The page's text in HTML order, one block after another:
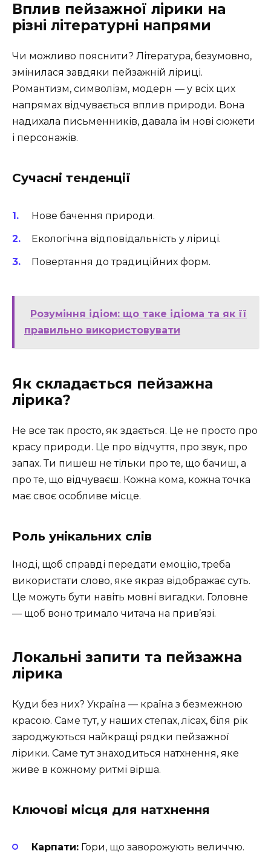
Вплив пейзажної лірики на
різні літературні напрями
Чи можливо пояснити? Література, безумовно,
змінилася завдяки пейзажній ліриці.
Романтизм, символізм, модерн — у всіх цих
напрямах відчувається вплив природи. Вона
надихала письменників, давала їм нові сюжети
і персонажів.
Сучасні тенденції
Нове бачення природи.
Екологічна відповідальність у ліриці.
Повертання до традиційних форм.
Розуміння ідіом: що таке ідіома та як її
правильно використовувати
Як складається пейзажна
лірика?
Не все так просто, як здається. Це не просто про
красу природи. Це про відчуття, про звук, про
запах. Ти пишеш не тільки про те, що бачиш, а
про те, що відчуваєш. Кожна кома, кожна точка
має своє особливе місце.
Роль унікальних слів
Іноді, щоб справді передати емоцію, треба
використати слово, яке якраз відображає суть.
Це можуть бути навіть мовні вигадки. Головне
— щоб воно тримало читача на прив’язі.
Локальні запити та пейзажна
лірика
Куди без них? Україна — країна з безмежною
красою. Саме тут, у наших степах, лісах, біля рік
зароджуються найкращі рядки пейзажної
лірики. Саме тут знаходиться натхнення, яке
живе в кожному ритмі вірша.
Ключові місця для натхнення
Карпати: Гори, що заворожують величчю.